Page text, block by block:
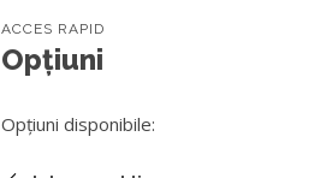
ACCES RAPID
Opțiuni
Opțiuni disponibile: